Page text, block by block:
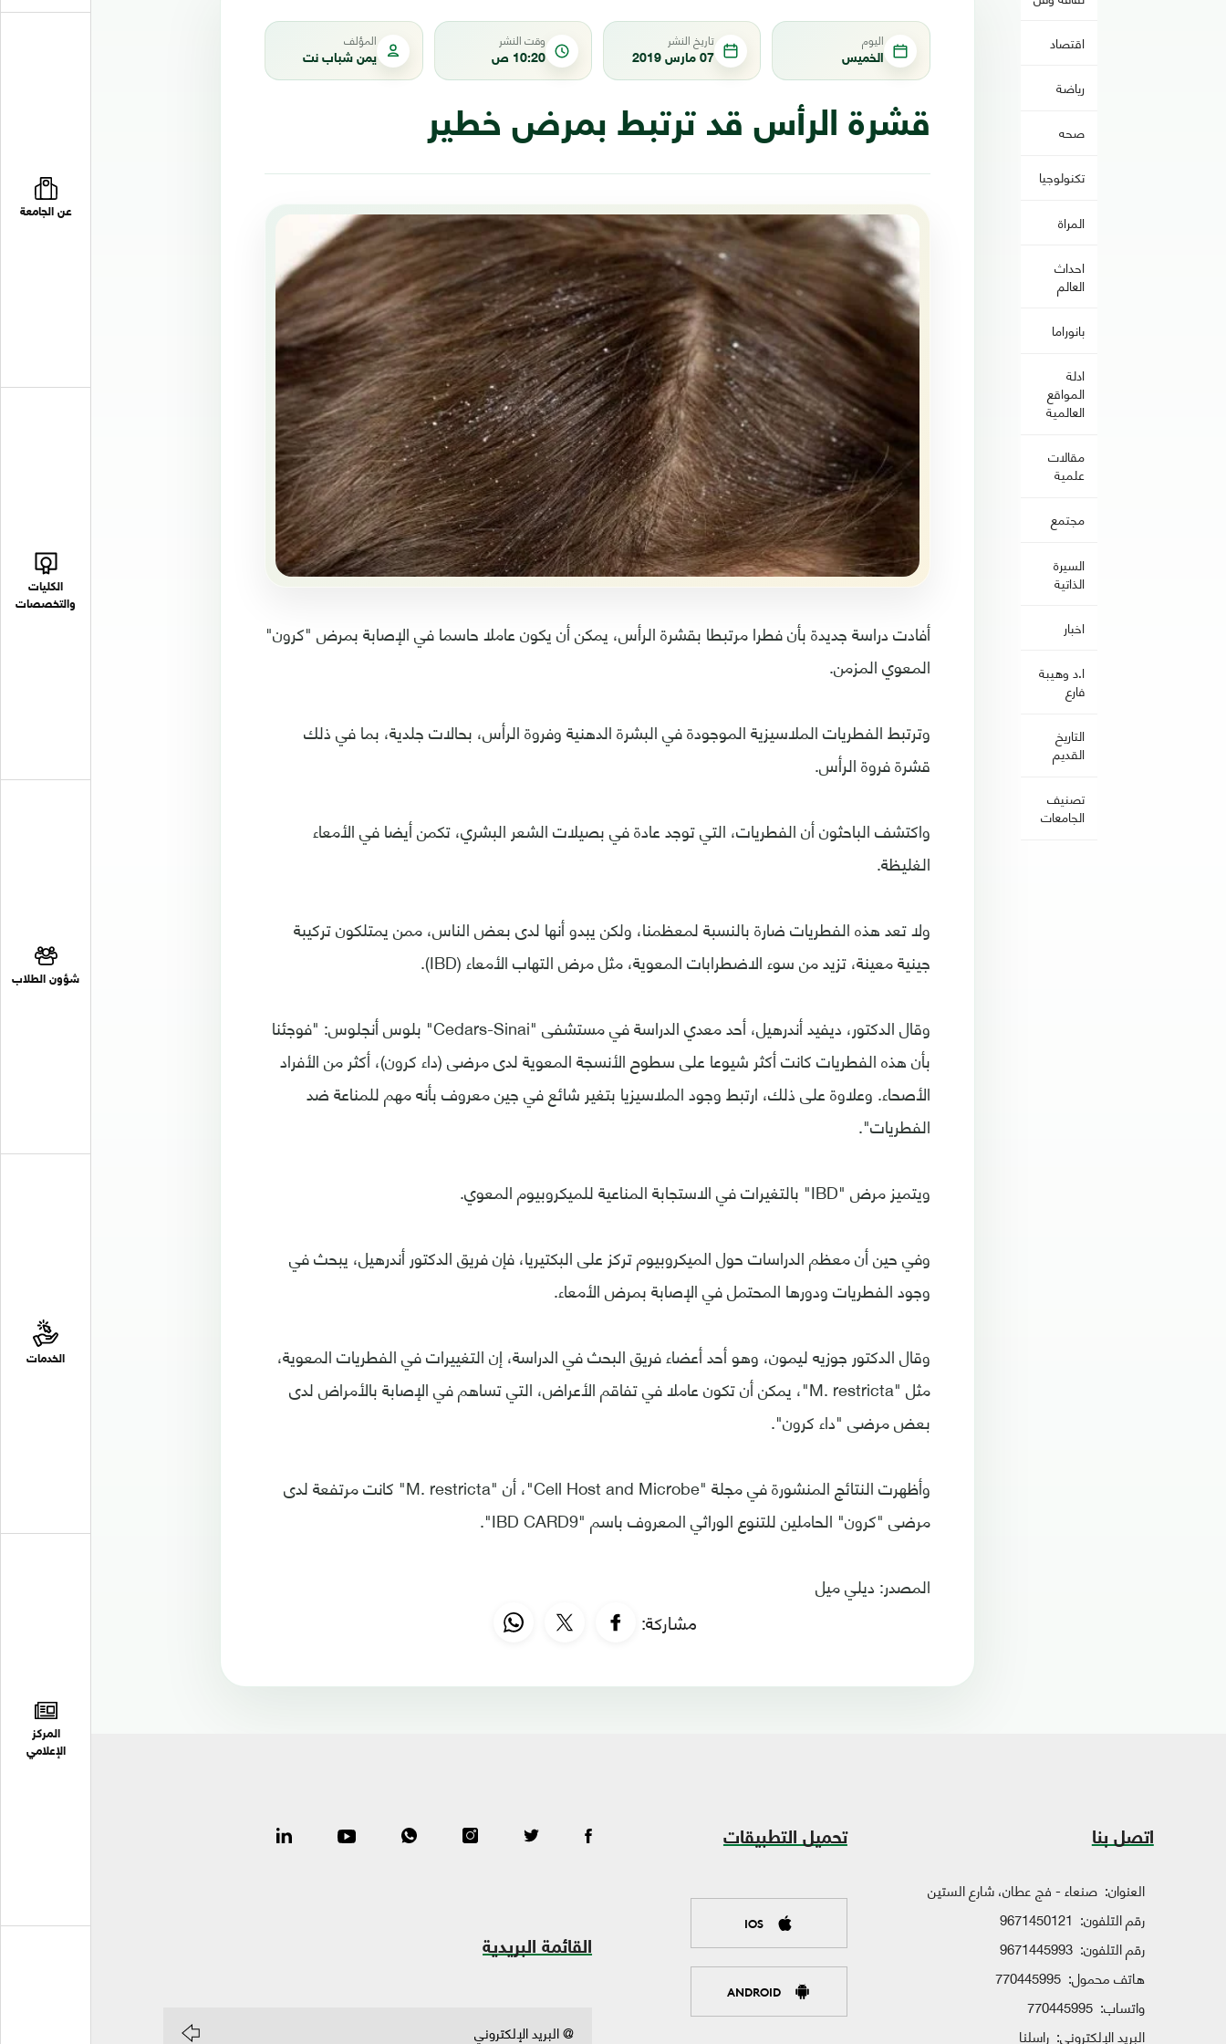
عن الجامعة
الكليات
والتخصصات
شؤون الطلاب
الخدمات
المركز
الإعلامي
اقتصاد
رياضة
صحه
تكنولوجيا
المراة
احداث
العالم
بانوراما
ادلة
المواقع
العالمية
مقالات
علمية
مجتمع
السيرة
الذاتية
اخبار
ا.د وهيبة
فارع
التاريخ
القديم
تصنيف
الجامعات
اليوم
الخميس
تاريخ النشر
07 مارس 2019
وقت النشر
10:20 ص
المؤلف
يمن شباب نت
قشرة الرأس قد ترتبط بمرض خطير
أفادت دراسة جديدة بأن فطرا مرتبطا بقشرة الرأس، يمكن أن يكون عاملا حاسما في الإصابة بمرض "كرون"
المعوي المزمن.
وترتبط الفطريات الملاسيزية الموجودة في البشرة الدهنية وفروة الرأس، بحالات جلدية، بما في ذلك
قشرة فروة الرأس.
واكتشف الباحثون أن الفطريات، التي توجد عادة في بصيلات الشعر البشري، تكمن أيضا في الأمعاء
الغليظة.
ولا تعد هذه الفطريات ضارة بالنسبة لمعظمنا، ولكن يبدو أنها لدى بعض الناس، ممن يمتلكون تركيبة
جينية معينة، تزيد من سوء الاضطرابات المعوية، مثل مرض التهاب الأمعاء (IBD).
وقال الدكتور، ديفيد أندرهيل، أحد معدي الدراسة في مستشفى "Cedars-Sinai" بلوس أنجلوس: "فوجئنا
بأن هذه الفطريات كانت أكثر شيوعا على سطوح الأنسجة المعوية لدى مرضى (داء كرون)، أكثر من الأفراد
الأصحاء. وعلاوة على ذلك، ارتبط وجود الملاسيزيا بتغير شائع في جين معروف بأنه مهم للمناعة ضد
الفطريات".
ويتميز مرض "IBD" بالتغيرات في الاستجابة المناعية للميكروبيوم المعوي.
وفي حين أن معظم الدراسات حول الميكروبيوم تركز على البكتيريا، فإن فريق الدكتور أندرهيل، يبحث في
وجود الفطريات ودورها المحتمل في الإصابة بمرض الأمعاء.
وقال الدكتور جوزيه ليمون، وهو أحد أعضاء فريق البحث في الدراسة، إن التغييرات في الفطريات المعوية،
مثل "M. restricta"، يمكن أن تكون عاملا في تفاقم الأعراض، التي تساهم في الإصابة بالأمراض لدى
بعض مرضى "داء كرون".
وأظهرت النتائج المنشورة في مجلة "Cell Host and Microbe"، أن "M. restricta" كانت مرتفعة لدى
مرضى "كرون" الحاملين للتنوع الوراثي المعروف باسم "IBD CARD9".
المصدر: ديلي ميل
مشاركة:
اتصل بنا
العنوان: صنعاء - فج عطان، شارع الستين
رقم التلفون: 9671450121
رقم التلفون: 9671445993
هاتف محمول: 770445995
واتساب: 770445995
البريد الإلكتروني: راسلنا
تحميل التطبيقات
IOS
ANDROID
القائمة البريدية